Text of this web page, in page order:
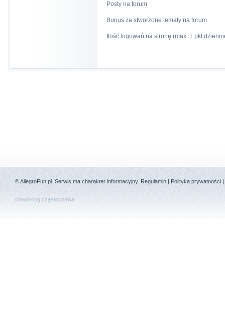
Posty na forum
Bonus za stworzone tematy na forum
Ilość logowań na stronę (max. 1 pkt
©AllegroFun.pl . Serwis ma charakter informacyjny. Regulamin | Polityka prywatności |
coworking częstochowa